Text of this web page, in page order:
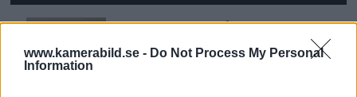
www.kamerabild.se - Do Not Process My Personal
Information
DJI Osmo Pocket 4P
släppt – får 10-bitars D-
Log 2 & 3x optisk zoom